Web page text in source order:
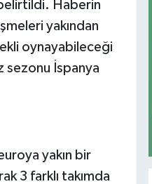
Haberin
yakından
oynayabileceği
sezonu İspanya
yakın bir
3 farklı takımda